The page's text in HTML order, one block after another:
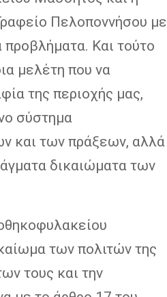
Πελοποννήσου με
Και τούτο
μελέτη που να
της περιοχής μας,
σύστημα
και των πράξεων, αλλά
δικαιώματα των
των πολιτών της
τους και την